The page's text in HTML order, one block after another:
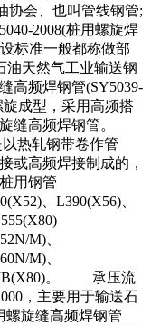
协会、也叫管线钢管;
2008(桩用螺旋焊
标准一般都称做部
天然气工业输送钢
频焊钢管(SY5039-
成型，采用高频搭
缝高频焊钢管。
热轧钢带卷作管
或高频焊接制成的，
桩用钢管
、L390(X56)、
L555(X80)
M)、
M)、
。 承压流
，主要用于输送石
旋缝高频焊钢管